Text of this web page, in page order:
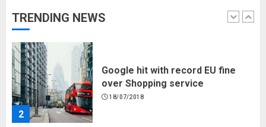
TRENDING NEWS
1
2
Google hit with record EU fine
over Shopping service
18/07/2018